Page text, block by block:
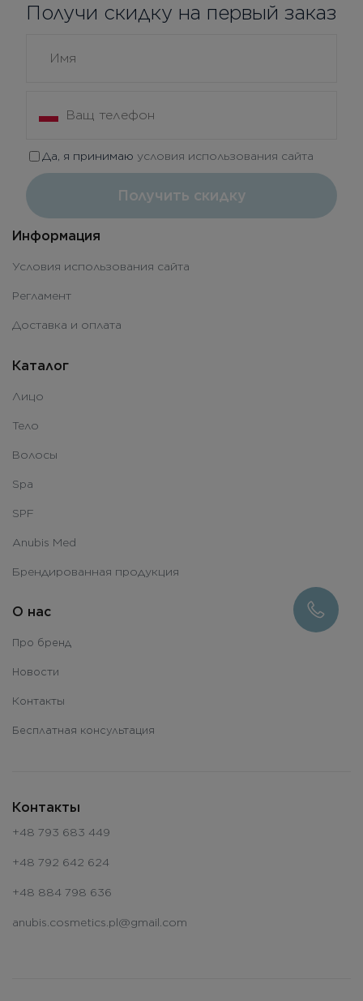
Получи скидку на первый заказ
Да, я принимаю условия использования сайта
Получить скидку
Информация
Условия использования сайта
Регламент
Доставка и оплата
Каталог
Лицо
Тело
Волосы
Spa
SPF
Anubis Med
Брендированная продукция
О нас
Про бренд
Новости
Контакты
Бесплатная консультация
Контакты
+48 793 683 449
+48 792 642 624
+48 884 798 636
anubis.cosmetics.pl@gmail.com